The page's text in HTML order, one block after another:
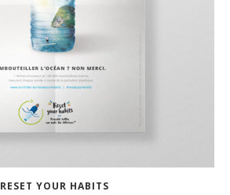
RESET YOUR HABITS